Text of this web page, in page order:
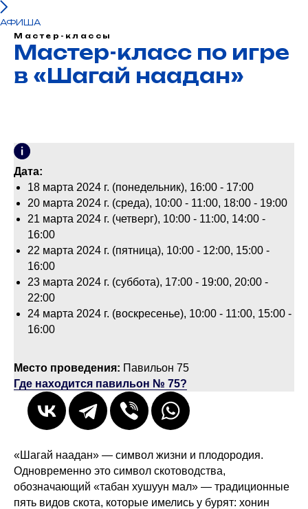
АФИША
Мастер-классы
Мастер-класс по игре
в «Шагай наадан»
Дата:
18 марта 2024 г. (понедельник), 16:00 - 17:00
20 марта 2024 г. (среда), 10:00 - 11:00, 18:00 - 19:00
21 марта 2024 г. (четверг), 10:00 - 11:00, 14:00 -
16:00
22 марта 2024 г. (пятница), 10:00 - 12:00, 15:00 -
16:00
23 марта 2024 г. (суббота), 17:00 - 19:00, 20:00 -
22:00
24 марта 2024 г. (воскресенье), 10:00 - 11:00, 15:00 -
16:00
Место проведения: Павильон 75
Где находится павильон № 75?
«Шагай наадан» — символ жизни и плодородия.
Одновременно это символ скотоводства,
обозначающий «табан хушуун мал» — традиционные
пять видов скота, которые имелись у бурят: хонин